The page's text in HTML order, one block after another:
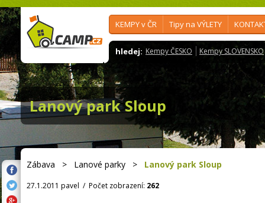
KEMPY v ČR Tipy na VÝLETY
hledej: Kempy ČESKO Kempy SLOVENSKO
Lanový park Sloup
Zábava > Lanové parky > Lanový park Sloup
27.1.2011 pavel / Počet zobrazení: 262